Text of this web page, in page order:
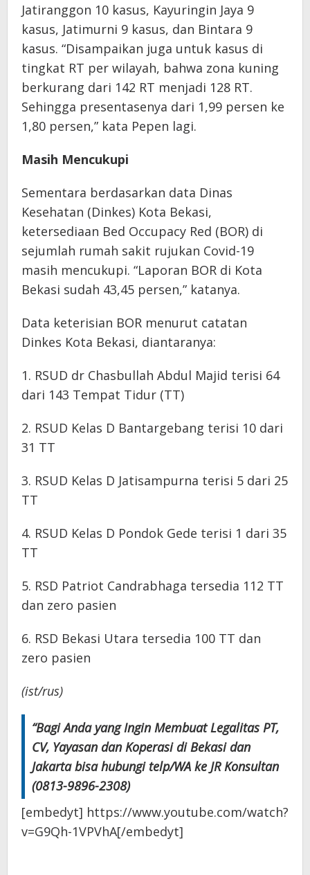
Jatiranggon 10 kasus, Kayuringin Jaya 9
kasus, Jatimurni 9 kasus, dan Bintara 9
kasus. “Disampaikan juga untuk kasus di
tingkat RT per wilayah, bahwa zona kuning
berkurang dari 142 RT menjadi 128 RT.
Sehingga presentasenya dari 1,99 persen ke
1,80 persen,” kata Pepen lagi.
Masih Mencukupi
Sementara berdasarkan data Dinas
Kesehatan (Dinkes) Kota Bekasi,
ketersediaan Bed Occupacy Red (BOR) di
sejumlah rumah sakit rujukan Covid-19
masih mencukupi. “Laporan BOR di Kota
Bekasi sudah 43,45 persen,” katanya.
Data keterisian BOR menurut catatan
Dinkes Kota Bekasi, diantaranya:
1. RSUD dr Chasbullah Abdul Majid terisi 64
dari 143 Tempat Tidur (TT)
2. RSUD Kelas D Bantargebang terisi 10 dari
31 TT
3. RSUD Kelas D Jatisampurna terisi 5 dari 25
TT
4. RSUD Kelas D Pondok Gede terisi 1 dari 35
TT
5. RSD Patriot Candrabhaga tersedia 112 TT
dan zero pasien
6. RSD Bekasi Utara tersedia 100 TT dan
zero pasien
(ist/rus)
“Bagi Anda yang Ingin Membuat Legalitas PT,
CV, Yayasan dan Koperasi di Bekasi dan
Jakarta bisa hubungi telp/WA ke JR Konsultan
(0813-9896-2308)
[embedyt] https://www.youtube.com/watch?
v=G9Qh-1VPVhA[/embedyt]